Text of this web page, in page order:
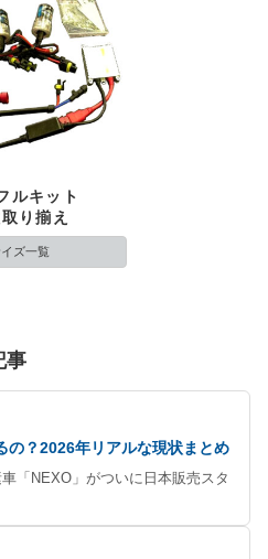
ルキット
り揃え
ズ一覧
事
の？2026年リアルな現状まとめ
「NEXO」がついに日本販売スタ